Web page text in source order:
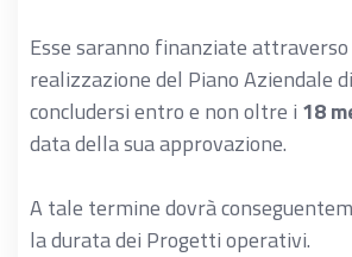
Esse saranno finanziate attraverso
realizzazione del Piano Aziendale
concludersi entro e non oltre i 18
data della sua approvazione.
A tale termine dovrà
la durata dei Progetti operativi.